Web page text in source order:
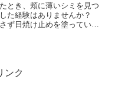
とき、頬に薄いシミを見つ
た経験はありませんか？
ず日焼け止めを塗っている
ンク